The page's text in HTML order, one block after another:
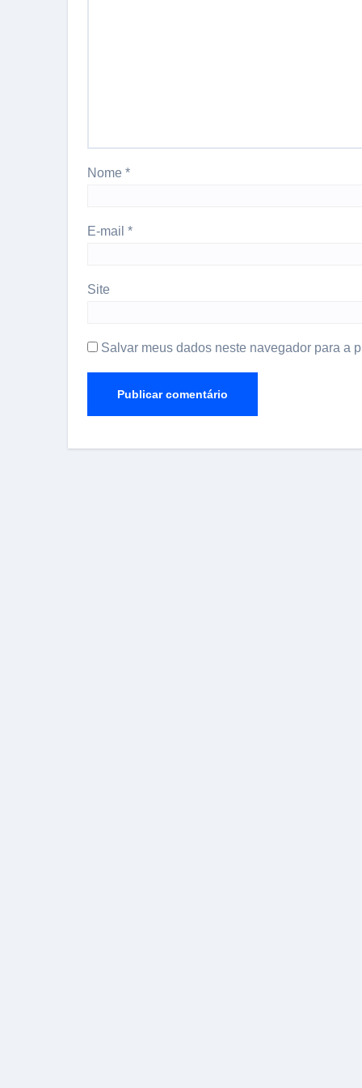
Nome *
E-mail *
Site
Salvar meus dados neste navegador para a